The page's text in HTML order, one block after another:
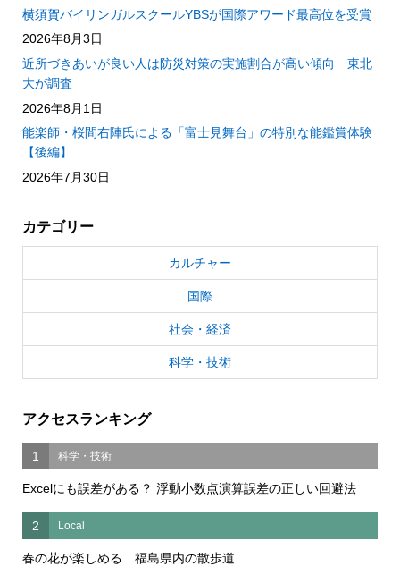
横須賀バイリンガルスクールYBSが国際アワード最高位を受賞
2026年8月3日
近所づきあいが良い人は防災対策の実施割合が高い傾向 東北
大が調査
2026年8月1日
能楽師・桜間右陣氏による「富士見舞台」の特別な能鑑賞体験
【後編】
2026年7月30日
カテゴリー
カルチャー
国際
社会・経済
科学・技術
アクセスランキング
1 科学・技術
Excelにも誤差がある？ 浮動小数点演算誤差の正しい回避法
2 Local
春の花が楽しめる 福島県内の散歩道